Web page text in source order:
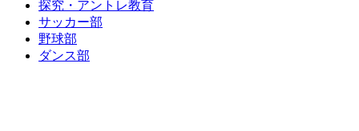
探究・アントレ教育
サッカー部
野球部
ダンス部